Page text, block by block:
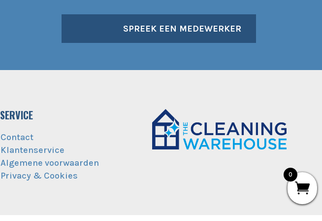
SPREEK EEN MEDEWERKER
SERVICE
Contact
Klantenservice
Algemene voorwaarden
Privacy & Cookies
0